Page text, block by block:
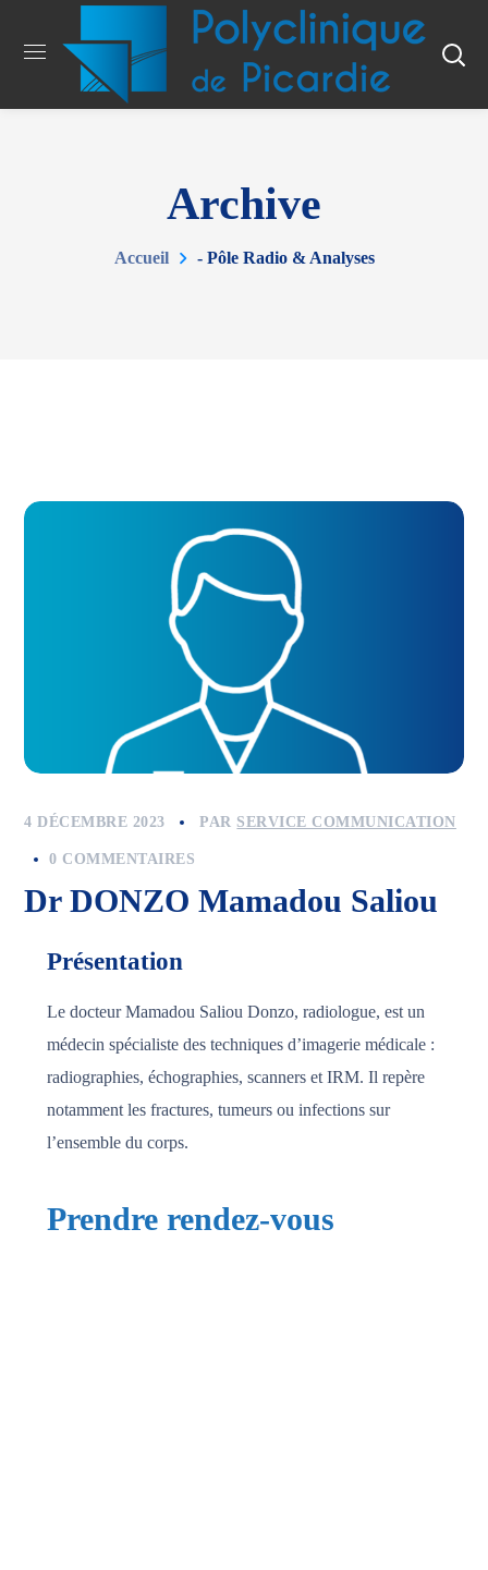
Archive
Accueil - Pôle Radio & Analyses
4 DÉCEMBRE 2023 PAR SERVICE COMMUNICATION
0 COMMENTAIRES
Dr DONZO Mamadou Saliou
Présentation
Le docteur Mamadou Saliou Donzo, radiologue, est un
médecin spécialiste des techniques d’imagerie médicale :
radiographies, échographies, scanners et IRM. Il repère
notamment les fractures, tumeurs ou infections sur
l’ensemble du corps.
Prendre rendez-vous